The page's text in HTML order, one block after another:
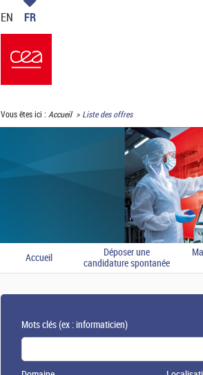
EN FR
Vous êtes ici : Accueil Liste des offres
Accueil
Déposer une
candidature spontanée
Mots clés(ex : informaticien)